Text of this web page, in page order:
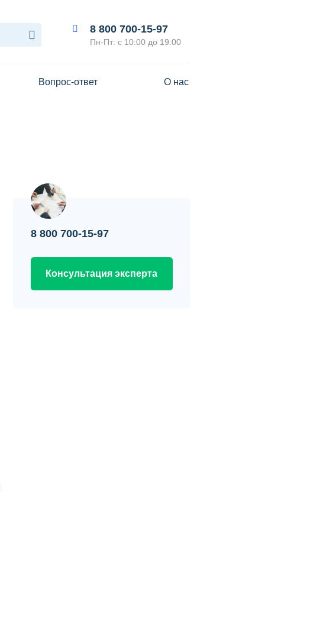
8 800 700-15-97
Пн-Пт: с 10:00 до 19:00
Вопрос-ответ О нас
8 800 700-15-97
Консультация эксперта